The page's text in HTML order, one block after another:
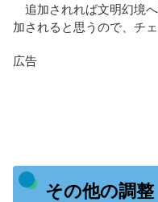
追加されれば文明幻境
加されると思うので、チ
広告
その他の調